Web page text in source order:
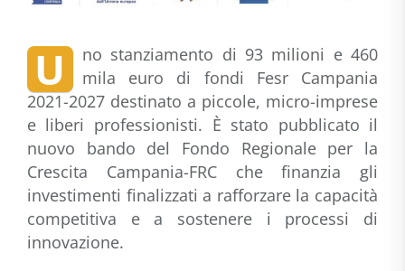
U
no stanziamento di 93 milioni e 460
mila euro di fondi Fesr Campania
2021-2027 destinato a piccole, micro-imprese
e liberi professionisti. È stato pubblicato il
nuovo bando del Fondo Regionale per la
Crescita Campania-FRC che finanzia gli
investimenti finalizzati a rafforzare la capacità
competitiva e a sostenere i processi di
innovazione.